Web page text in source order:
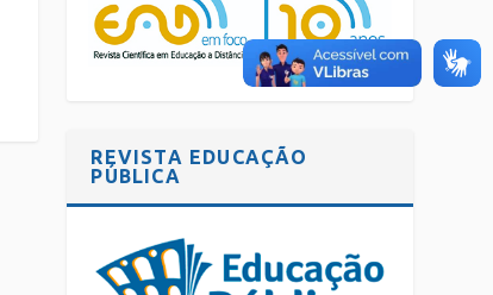
REVISTA EDUCAÇÃO
PÚBLICA